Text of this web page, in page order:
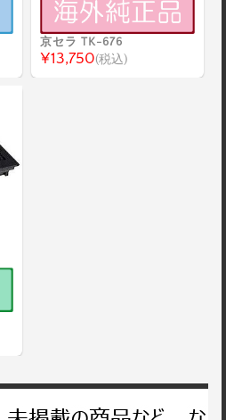
京セラ TK-676
¥13,750(税込)